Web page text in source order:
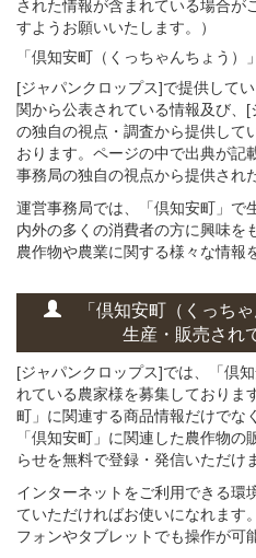
された情報が含まれている場合が
すようお願いいたします。）
「倶知安町（くっちゃんちょう）」
[ジャパンクロップス]で提供して
関から公表されている情報及び、
の独自の視点・調査から提供して
おります。ページの中で出典が記
事務局の独自の視点から提供され
運営事務局では、「倶知安町」で
内外の多くの消費者の方に興味を
農作物や農業に関する様々な情報
「倶知安町（くっち
生産・販売され
[ジャパンクロップス]では、「倶
れている農家様を募集しておりま
町」に関連する商品情報だけでな
「倶知安町」に関連した農作物
らせを無料で登録・発信いただけ
インターネットをご利用できる環
ていただければお使いになれます
フォンやタブレットでも操作が可